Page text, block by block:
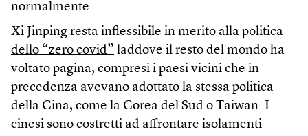
normalmente.
Xi Jinping resta inflessibile in merito alla politica
dello “zero covid” laddove il resto del mondo ha
voltato pagina, compresi i paesi vicini che in
precedenza avevano adottato la stessa politica
della Cina, come la Corea del Sud o Taiwan. I
cinesi sono costretti ad affrontare isolamenti